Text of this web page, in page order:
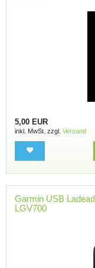
5,00 EUR
inkl. MwSt. zzgl. Versand
Garmin USB
LGV700